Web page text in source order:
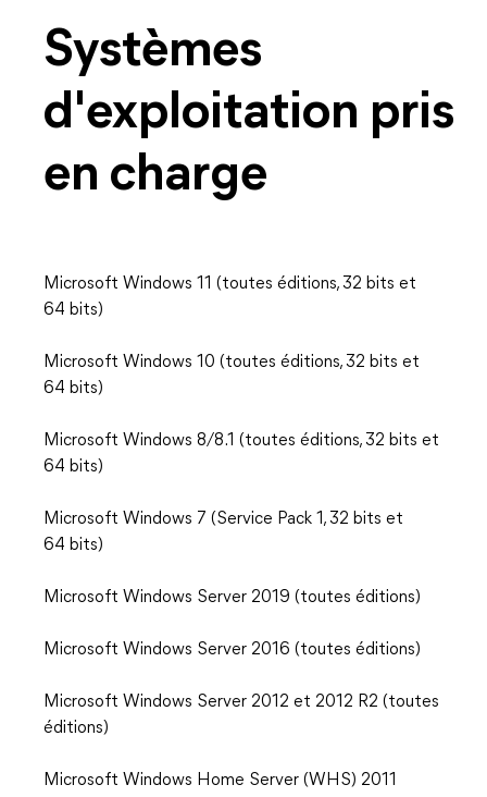
Systèmes
d'exploitation pris
en charge
Microsoft Windows 11 (toutes éditions, 32 bits et
64 bits)
Microsoft Windows 10 (toutes éditions, 32 bits et
64 bits)
Microsoft Windows 8/8.1 (toutes éditions, 32 bits et
64 bits)
Microsoft Windows 7 (Service Pack 1, 32 bits et
64 bits)
Microsoft Windows Server 2019 (toutes éditions)
Microsoft Windows Server 2016 (toutes éditions)
Microsoft Windows Server 2012 et 2012 R2 (toutes
éditions)
Microsoft Windows Home Server (WHS) 2011